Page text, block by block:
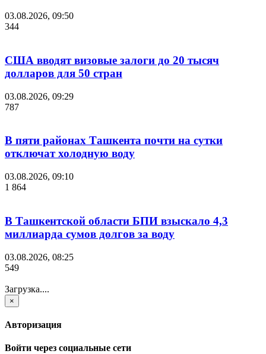
03.08.2026, 09:50
344
США вводят визовые залоги до 20 тысяч
долларов для 50 стран
03.08.2026, 09:29
787
В пяти районах Ташкента почти на сутки
отключат холодную воду
03.08.2026, 09:10
1 864
В Ташкентской области БПИ взыскало 4,3
миллиарда сумов долгов за воду
03.08.2026, 08:25
549
Загрузка....
×
Авторизация
Войти через социальные сети